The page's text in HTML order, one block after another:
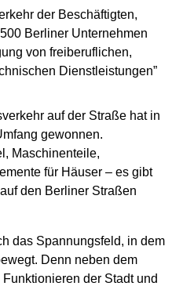
der Beschäftigten,
Berliner Unternehmen
von freiberuflichen,
Dienstleistungen”
auf der Straße hat in
gewonnen.
Maschinenteile,
für Häuser – es gibt
den Berliner Straßen
das Spannungsfeld, in dem
Denn neben dem
der Stadt und